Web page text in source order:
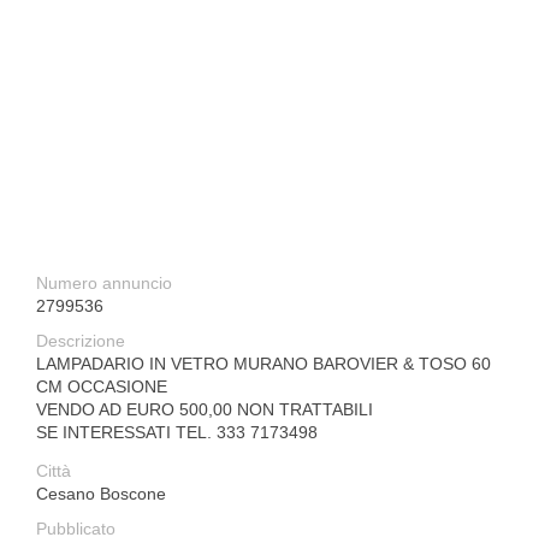
Numero annuncio
2799536
Descrizione
LAMPADARIO IN VETRO MURANO BAROVIER & TOSO 60
CM OCCASIONE
VENDO AD EURO 500,00 NON TRATTABILI
SE INTERESSATI TEL. 333 7173498
Città
Cesano Boscone
Pubblicato